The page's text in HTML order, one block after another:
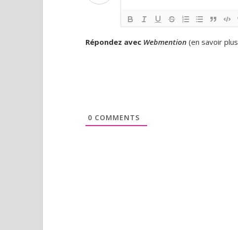
Répondez avec Webmention (en savoir plus
0 COMMENTS